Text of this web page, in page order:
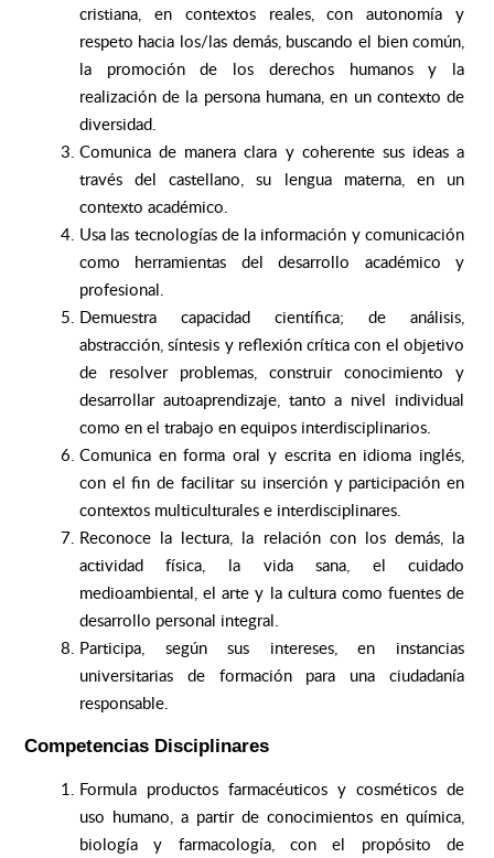
cristiana, en contextos reales, con autonomía y
respeto hacia los/las demás, buscando el bien común,
la promoción de los derechos humanos y la
realización de la persona humana, en un contexto de
diversidad.
Comunica de manera clara y coherente sus ideas a
través del castellano, su lengua materna, en un
contexto académico.
Usa las tecnologías de la información y comunicación
como herramientas del desarrollo académico y
profesional.
Demuestra capacidad científica; de análisis,
abstracción, síntesis y reflexión crítica con el objetivo
de resolver problemas, construir conocimiento y
desarrollar autoaprendizaje, tanto a nivel individual
como en el trabajo en equipos interdisciplinarios.
Comunica en forma oral y escrita en idioma inglés,
con el fin de facilitar su inserción y participación en
contextos multiculturales e interdisciplinares.
Reconoce la lectura, la relación con los demás, la
actividad física, la vida sana, el cuidado
medioambiental, el arte y la cultura como fuentes de
desarrollo personal integral.
Participa, según sus intereses, en instancias
universitarias de formación para una ciudadanía
responsable.
Competencias Disciplinares
Formula productos farmacéuticos y cosméticos de
uso humano, a partir de conocimientos en química,
biología y farmacología, con el propósito de